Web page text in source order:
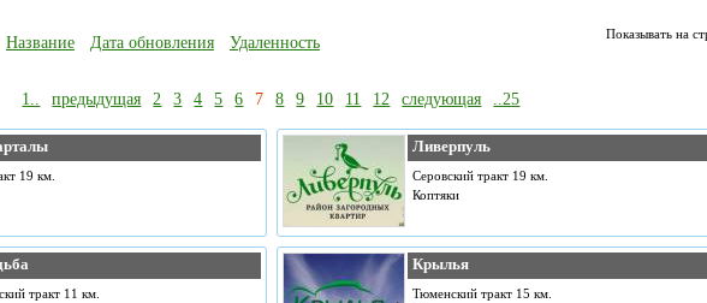
Название Дата обновления Удаленность Показывать на
1.. предыдущая 2 3 4 5 6 7 8 9 10 11 12 следующая ..25
19 км.
Ливерпуль
Серовский тракт 19 км.
Коптяки
тракт 11 км.
Крылья
Тюменский тракт 15 км.